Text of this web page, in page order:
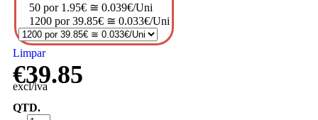
50 por 1.95€ ≅ 0.039€/Uni
1200 por 39.85€ ≅ 0.033€/Uni
Limpar
€39.85
excl/iva
QTD.